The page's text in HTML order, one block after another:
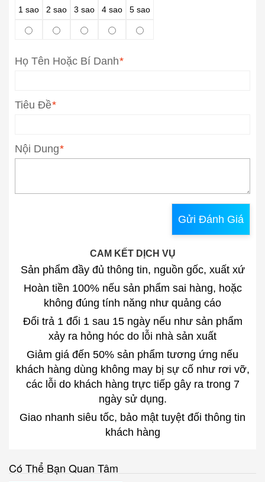
1 sao 2 sao 3 sao 4 sao 5 sao
*
Họ Tên Hoặc Bí Danh
*
Tiêu Đề
*
Nội Dung
Gửi Đánh Giá
CAM KẾT DỊCH VỤ
Sản phẩm đầy đủ thông tin, nguồn gốc, xuất xứ
Hoàn tiền 100% nếu sản phẩm sai hàng, hoặc
không đúng tính năng như quảng cáo
Đổi trả 1 đổi 1 sau 15 ngày nếu như sản phẩm
xảy ra hỏng hóc do lỗi nhà sản xuất
Giảm giá đến 50% sản phẩm tương ứng nếu
khách hàng dùng không may bị sự cố như rơi vỡ,
các lỗi do khách hàng trực tiếp gây ra trong 7
ngày sử dụng.
Giao nhanh siêu tốc, bảo mật tuyệt đối thông tin
khách hàng
Có Thể Bạn Quan Tâm